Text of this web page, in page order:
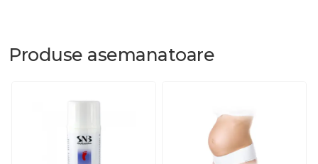
Produse asemanatoare